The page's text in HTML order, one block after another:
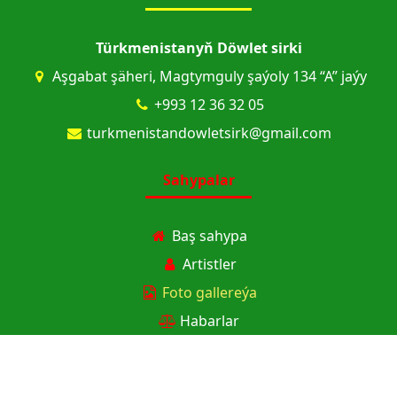
Türkmenistanyň Döwlet sirki
Aşgabat şäheri, Magtymguly şaýoly 134 “A” jaýy
+993 12 36 32 05
turkmenistandowletsirk@gmail.com
Sahypalar
Baş sahypa
Artistler
Foto gallereýa
Habarlar